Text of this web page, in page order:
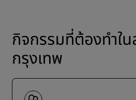
กิจกรรมที่ต้องทำใ
กรุงเทพ